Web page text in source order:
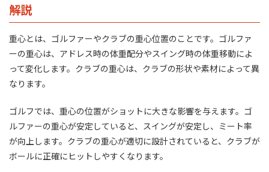
解説
重心とは、ゴルファーやクラブの重心位置のことです。ゴルファ
ーの重心は、アドレス時の体重配分やスイング時の体重移動によ
って変化します。クラブの重心は、クラブの形状や素材によって異
なります。
ゴルフでは、重心の位置がショットに大きな影響を与えます。ゴ
ルファーの重心が安定していると、スイングが安定し、ミート率
が向上します。クラブの重心が適切に設計されていると、クラブが
ボールに正確にヒットしやすくなります。